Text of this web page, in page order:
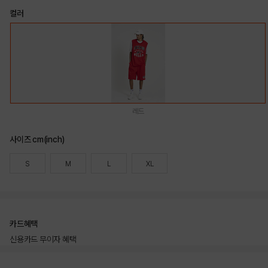
컬러
레드
사이즈 cm(inch)
S M L XL
카드혜택
신용카드 무이자 혜택